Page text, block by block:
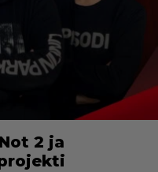
2 ja